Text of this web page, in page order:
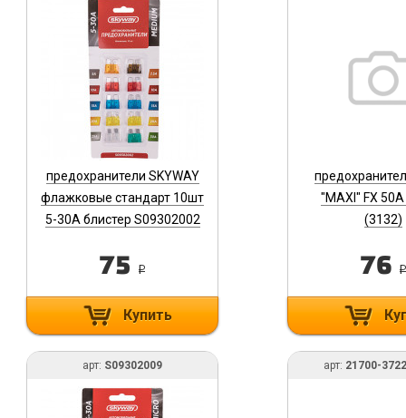
предохранители SKYWAY
флажковые стандарт 10шт
5-30А блистер S09302002
75 i
Купить
"MAXI" FX
(3132)
76 i
арт: S09302009 арт: 21700-